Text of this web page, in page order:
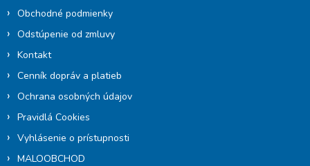
Obchodné podmienky
Odstúpenie od zmluvy
Kontakt
Cenník dopráv a platieb
Ochrana osobných údajov
Pravidlá Cookies
Vyhlásenie o prístupnosti
MALOOBCHOD